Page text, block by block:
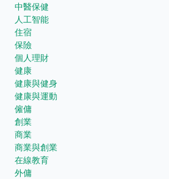
中醫保健
人工智能
住宿
保險
個人理財
健康
健康與健身
健康與運動
僱傭
創業
商業
商業與創業
在線教育
外傭